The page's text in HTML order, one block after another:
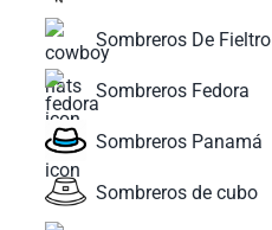
Sombreros De Fieltro
Sombreros Fedora
Sombreros Panamá
Sombreros de cubo